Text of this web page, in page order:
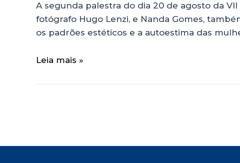
A segunda palestra do dia 20 de agosto da
fotógrafo Hugo Lenzi, e Nanda Gomes,
os padrões estéticos e a autoestima das
Leia mais »